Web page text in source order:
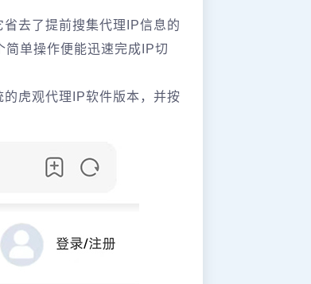
去了提前搜集代理IP信息的
单操作便能迅速完成IP切
虎观代理IP软件版本，并按